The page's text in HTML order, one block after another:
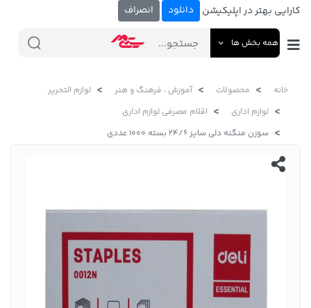
کارایی بهتر در اپلیکیشن دانلود انصراف
همه بخش ها
خانه محصولات آموزش ، فرهنگ و هنر
لوازم التحریر
لوازم اداری
اقلام مصرفی لوازم اداری
سوزن منگنه دلی سایز 24/6 بسته 1000 عددی